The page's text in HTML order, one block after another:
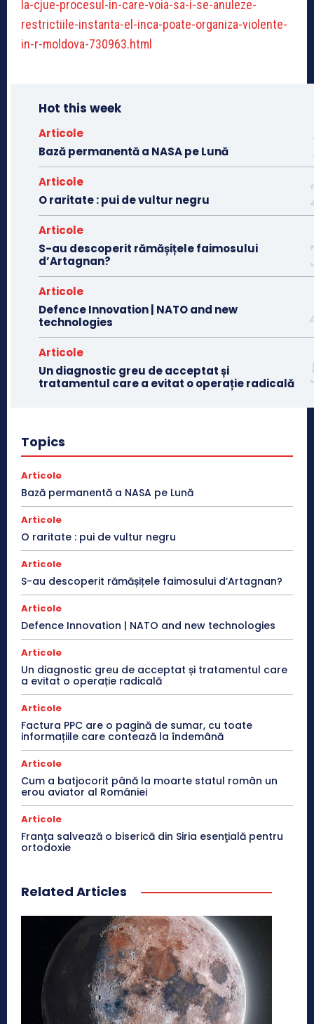
la-cjue-procesul-in-care-voia-sa-i-se-anuleze-
restrictiile-instanta-el-inca-poate-organiza-violente-
in-r-moldova-730963.html
Hot this week
Articole
Bază permanentă a NASA pe Lună
Articole
O raritate : pui de vultur negru
Articole
S-au descoperit rămășițele faimosului
d’Artagnan?
Articole
Defence Innovation | NATO and new
technologies
Articole
Un diagnostic greu de acceptat și
tratamentul care a evitat o operație radicală
Topics
Articole
Bază permanentă a NASA pe Lună
Articole
O raritate : pui de vultur negru
Articole
S-au descoperit rămășițele faimosului d’Artagnan?
Articole
Defence Innovation | NATO and new technologies
Articole
Un diagnostic greu de acceptat și tratamentul care
a evitat o operație radicală
Articole
Factura PPC are o pagină de sumar, cu toate
informațiile care contează la îndemână
Articole
Cum a batjocorit până la moarte statul român un
erou aviator al României
Articole
Franţa salvează o biserică din Siria esenţială pentru
ortodoxie
Related Articles